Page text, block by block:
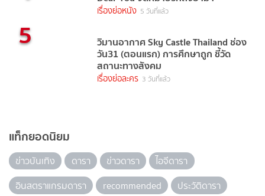
เรื่องย่อหนัง 5 วันที่แล้ว
5 วิมานอากาศ Sky Castle Thailand ช่อง
วัน31 (ตอนแรก) การศึกษาถูก ชี้วัด
สถานะทางสังคม
เรื่องย่อละคร 3 วันที่แล้ว
แท็กยอดนิยม
ข่าวบันเทิง ดารา ข่าวดารา
ไอจีดารา
อินสตราแกรมดารา
recommended
ประวัติดารา